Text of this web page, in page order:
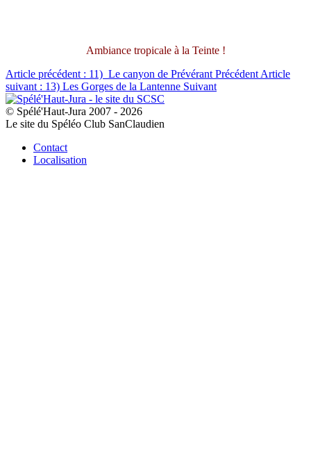
Ambiance tropicale à la Teinte !
Article précédent : 11) Le canyon de Prévérant Précédent Article
suivant : 13) Les Gorges de la Lantenne Suivant
© Spélé'Haut-Jura 2007 - 2026
Le site du Spéléo Club SanClaudien
Contact
Localisation